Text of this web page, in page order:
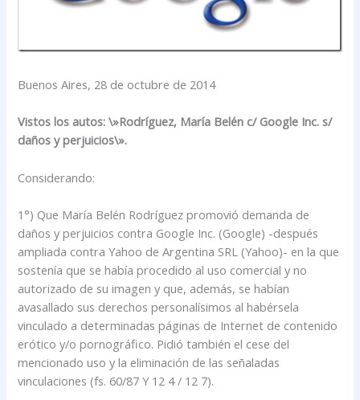
Buenos Aires, 28 de octubre de 2014
Vistos los autos: \»Rodríguez, María Belén c/ Google Inc. s/
daños y perjuicios\».
Considerando:
1°) Que María Belén Rodríguez promovió demanda de
daños y perjuicios contra Google Inc. (Google) -después
ampliada contra Yahoo de Argentina SRL (Yahoo)- en la que
sostenía que se había procedido al uso comercial y no
autorizado de su imagen y que, además, se habían
avasallado sus derechos personalísimos al habérsela
vinculado a determinadas páginas de Internet de contenido
erótico y/o pornográfico. Pidió también el cese del
mencionado uso y la eliminación de las señaladas
vinculaciones (fs. 60/87 Y 12 4 / 12 7).